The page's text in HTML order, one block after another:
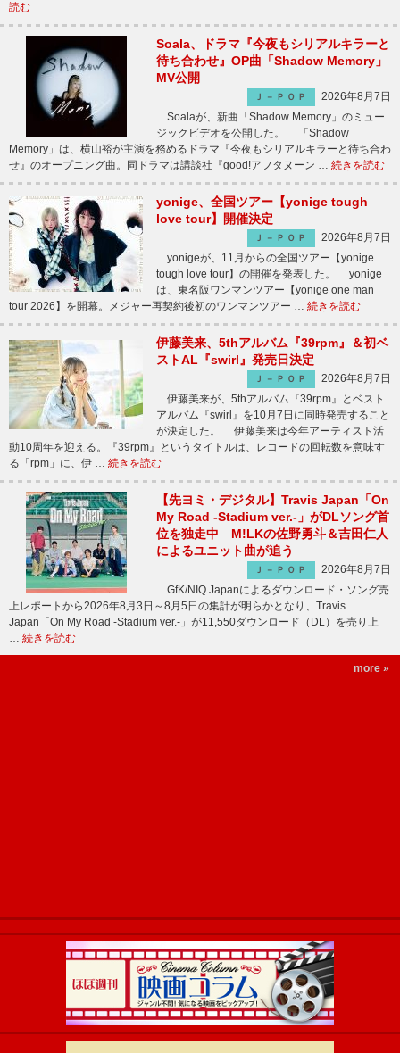
読む
Soala、ドラマ『今夜もシリアルキラーと
待ち合わせ』OP曲「Shadow Memory」
MV公開
Ｊ－ＰＯＰ
2026年8月7日
Soalaが、新曲「Shadow Memory」のミュー
ジックビデオを公開した。 「Shadow
Memory」は、横山裕が主演を務めるドラマ『今夜もシリアルキラーと待ち合わ
せ』のオープニング曲。同ドラマは講談社『good!アフタヌーン … 続きを読む
yonige、全国ツアー【yonige tough
love tour】開催決定
Ｊ－ＰＯＰ
2026年8月7日
yonigeが、11月からの全国ツアー【yonige
tough love tour】の開催を発表した。 yonige
は、東名阪ワンマンツアー【yonige one man
tour 2026】を開幕。メジャー再契約後初のワンマンツアー … 続きを読む
伊藤美来、5thアルバム『39rpm』＆初ベ
ストAL『swirl』発売日決定
Ｊ－ＰＯＰ
2026年8月7日
伊藤美来が、5thアルバム『39rpm』とベスト
アルバム『swirl』を10月7日に同時発売すること
が決定した。 伊藤美来は今年アーティスト活
動10周年を迎える。『39rpm』というタイトルは、レコードの回転数を意味す
る「rpm」に、伊 … 続きを読む
【先ヨミ・デジタル】Travis Japan「On
My Road -Stadium ver.-」がDLソング首
位を独走中 M!LKの佐野勇斗＆吉田仁人
によるユニット曲が追う
Ｊ－ＰＯＰ
2026年8月7日
GfK/NIQ Japanによるダウンロード・ソング売
上レポートから2026年8月3日～8月5日の集計が明らかとなり、Travis
Japan「On My Road -Stadium ver.-」が11,550ダウンロード（DL）を売り上
… 続きを読む
more »